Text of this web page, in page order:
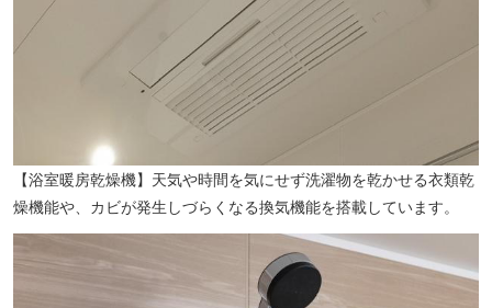
【浴室暖房乾燥機】天気や時間を気にせず洗濯物を乾かせる衣類乾
燥機能や、カビが発生しづらくなる換気機能を搭載しています。